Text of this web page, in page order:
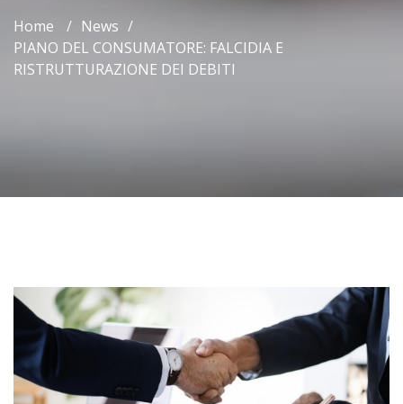
Home / News /
​PIANO DEL CONSUMATORE: FALCIDIA E
RISTRUTTURAZIONE DEI DEBITI